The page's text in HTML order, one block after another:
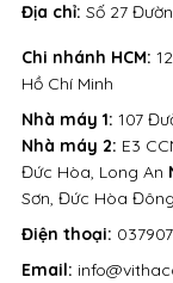
Địa chỉ: Số 27
Điện thoại:
Email:
Nhà máy 1: 107
Nhà máy 2: E3
Đức Hòa, Long An
Sơn, Đức Hòa
Chi nhánh HCM:
Hồ Chí Minh